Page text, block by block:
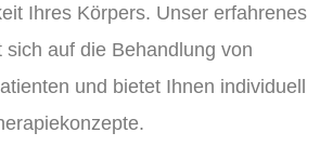
Ihres Körpers. Unser erfahrenes
sich auf die Behandlung von
und bietet Ihnen individuell